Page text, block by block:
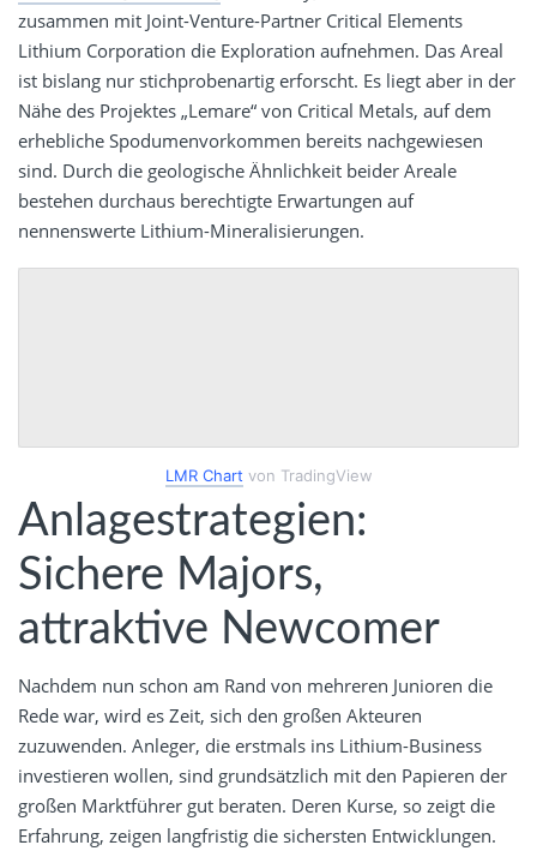
zusammen mit Joint-Venture-Partner Critical Elements
Lithium Corporation die Exploration aufnehmen. Das Areal
ist bislang nur stichprobenartig erforscht. Es liegt aber in der
Nähe des Projektes „Lemare“ von Critical Metals, auf dem
erhebliche Spodumenvorkommen bereits nachgewiesen
sind. Durch die geologische Ähnlichkeit beider Areale
bestehen durchaus berechtigte Erwartungen auf
nennenswerte Lithium-Mineralisierungen.
LMR Chart von TradingView
Anlagestrategien:
Sichere Majors,
attraktive Newcomer
Nachdem nun schon am Rand von mehreren Junioren die
Rede war, wird es Zeit, sich den großen Akteuren
zuzuwenden. Anleger, die erstmals ins Lithium-Business
investieren wollen, sind grundsätzlich mit den Papieren der
großen Marktführer gut beraten. Deren Kurse, so zeigt die
Erfahrung, zeigen langfristig die sichersten Entwicklungen.